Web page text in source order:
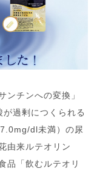
ンチンへの変換」
が過剰につくられる
dl未満）の尿
由来ルテオリン
品「飲むルテオリ